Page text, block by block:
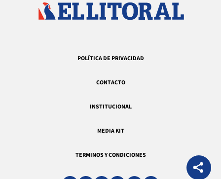
POLÍTICA DE PRIVACIDAD
CONTACTO
INSTITUCIONAL
MEDIA KIT
TERMINOS Y CONDICIONES